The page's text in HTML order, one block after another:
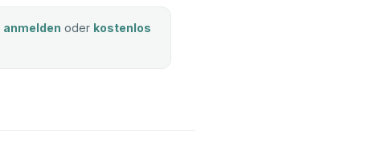
anmelden oder kostenlos